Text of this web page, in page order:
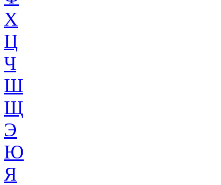
Х
Ц
Ч
Ш
Щ
Э
Ю
Я